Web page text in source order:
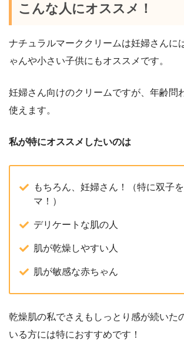
こんな人にオススメ！
ナチュラルマーククリームは妊婦さんに
ゃんや小さい子供にもオススメです。
妊婦さん向けのクリームですが、年齢問
使えます。
私が特にオススメしたいのは
もちろん、妊婦さん！（特に双子
マ！）
デリケートな肌の人
肌が乾燥しやすい人
肌が敏感な赤ちゃん
乾燥肌の私でさえもしっとり感が続いた
いる方には特におすすめです！